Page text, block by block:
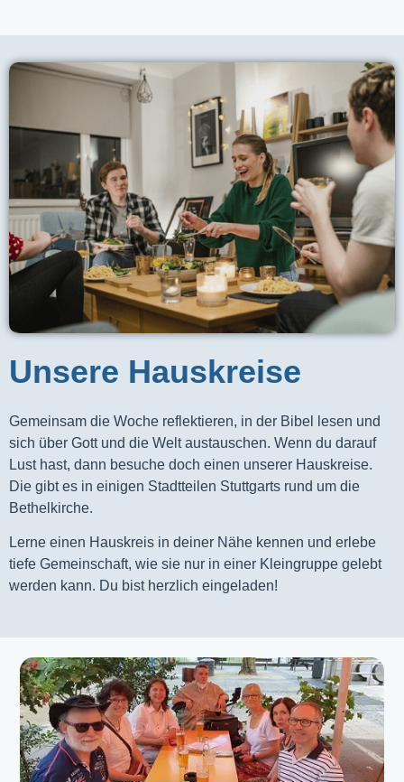
Unsere Hauskreise
Gemeinsam die Woche reflektieren, in der Bibel lesen und
sich über Gott und die Welt austauschen. Wenn du darauf
Lust hast, dann besuche doch einen unserer Hauskreise.
Die gibt es in einigen Stadtteilen Stuttgarts rund um die
Bethelkirche.
Lerne einen Hauskreis in deiner Nähe kennen und erlebe
tiefe Gemeinschaft, wie sie nur in einer Kleingruppe gelebt
werden kann. Du bist herzlich eingeladen!